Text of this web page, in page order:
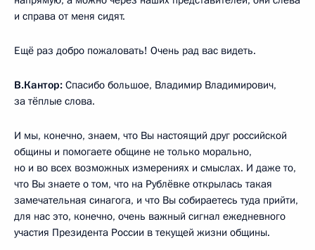
и справа от меня сидят.
Ещё раз добро пожаловать! Очень рад вас видеть.
В.Кантор: Спасибо большое, Владимир Владимирович,
за тёплые слова.
И мы, конечно, знаем, что Вы настоящий друг российской
общины и помогаете общине не только морально,
но и во всех возможных измерениях и смыслах. И даже то,
что Вы знаете о том, что на Рублёвке открылась такая
замечательная синагога, и что Вы собираетесь туда прийти,
для нас это, конечно, очень важный сигнал ежедневного
участия Президента России в текущей жизни общины.